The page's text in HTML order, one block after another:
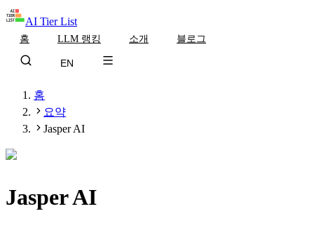
AI Tier List
홈 LLM 랭킹 소개 블로그
EN
홈
요약
Jasper AI
Jasper AI